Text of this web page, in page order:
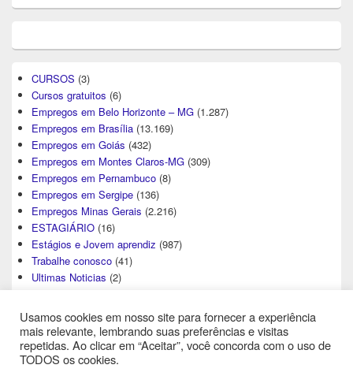
CURSOS (3)
Cursos gratuitos (6)
Empregos em Belo Horizonte – MG (1.287)
Empregos em Brasília (13.169)
Empregos em Goiás (432)
Empregos em Montes Claros-MG (309)
Empregos em Pernambuco (8)
Empregos em Sergipe (136)
Empregos Minas Gerais (2.216)
ESTAGIÁRIO (16)
Estágios e Jovem aprendiz (987)
Trabalhe conosco (41)
Ultimas Noticias (2)
Usamos cookies em nosso site para fornecer a experiência
mais relevante, lembrando suas preferências e visitas
repetidas. Ao clicar em “Aceitar”, você concorda com o uso de
TODOS os cookies.